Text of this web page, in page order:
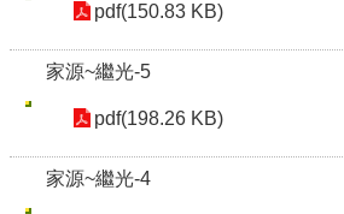
pdf(150.83 KB)
家源~繼光-5
pdf(198.26 KB)
家源~繼光-4